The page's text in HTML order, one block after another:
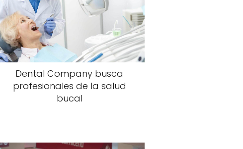
Dental Company busca
profesionales de la salud
bucal